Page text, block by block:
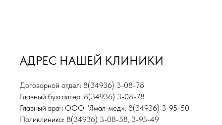
АДРЕС НАШЕЙ КЛИНИКИ
Договорной отдел: 8(34936) 3-08-78
Главный бухгалтер: 8(34936) 3-08-78
Главный врач ООО "Ямал-мед»: 8(34936) 3-95-50
Поликлиника: 8(34936) 3-08-58, 3-95-49